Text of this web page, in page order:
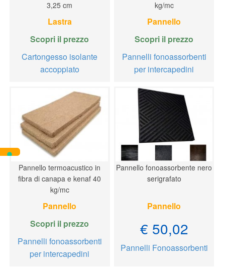
3,25 cm
Lastra
Scopri il prezzo
Cartongesso isolante
accoppiato
kg/mc
Pannello
Scopri il prezzo
Pannelli fonoassorbenti
per intercapedini
Pannello termoacustico in
fibra di canapa e kenaf 40
kg/mc
Pannello
Scopri il prezzo
Pannelli fonoassorbenti
per intercapedini
Pannello fonoassorbente nero
serigrafato
Pannello
€ 50,02
Pannelli Fonoassorbenti